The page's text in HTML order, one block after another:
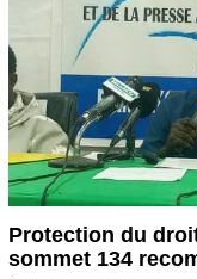
Protection du
sommet 134